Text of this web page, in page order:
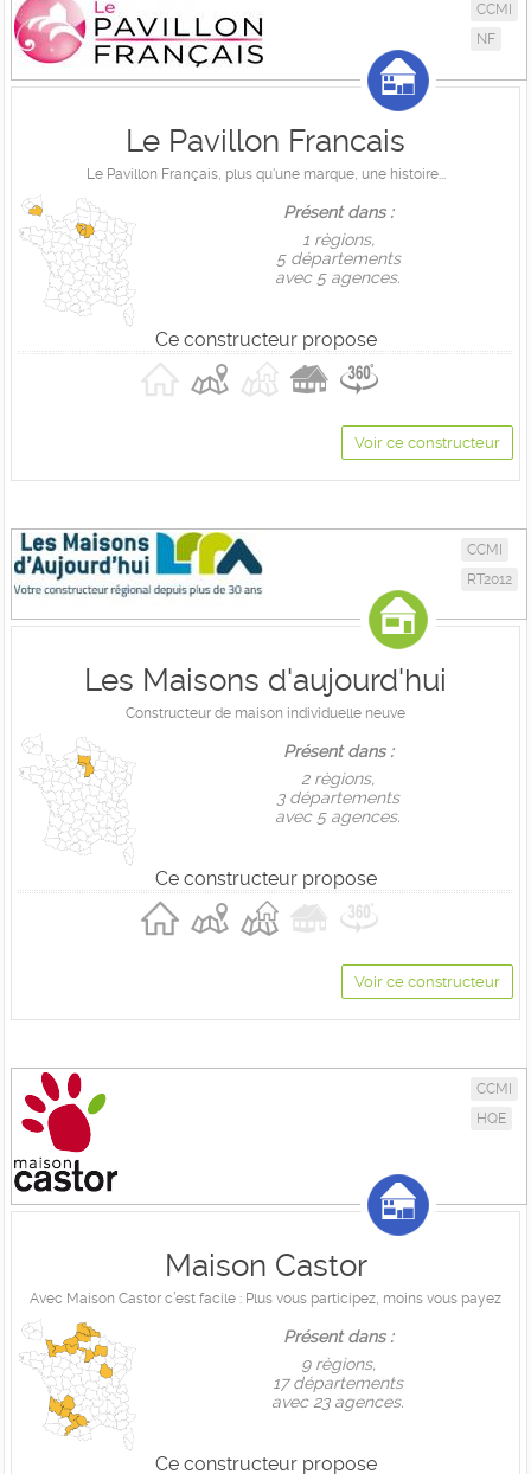
CCMI
NF
Le Pavillon Francais
Le Pavillon Français, plus qu'une marque, une histoire...
Présent dans :
1 règions,
5 départements
avec 5 agences.
Ce constructeur propose
Voir ce constructeur
CCMI
RT2012
Les Maisons d'aujourd'hui
Constructeur de maison individuelle neuve
Présent dans :
2 règions,
3 départements
avec 5 agences.
Ce constructeur propose
Voir ce constructeur
CCMI
HQE
Maison Castor
Avec Maison Castor c’est facile : Plus vous participez, moins vous payez
Présent dans :
9 règions,
17 départements
avec 23 agences.
Ce constructeur propose